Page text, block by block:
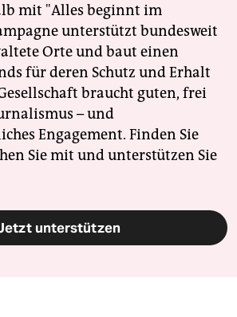
mit "Alles beginnt im
unterstützt bundesweit
Orte und baut einen
für deren Schutz und Erhalt
braucht guten, frei
– und
Engagement. Finden Sie
Sie mit und unterstützen Sie
unterstützen